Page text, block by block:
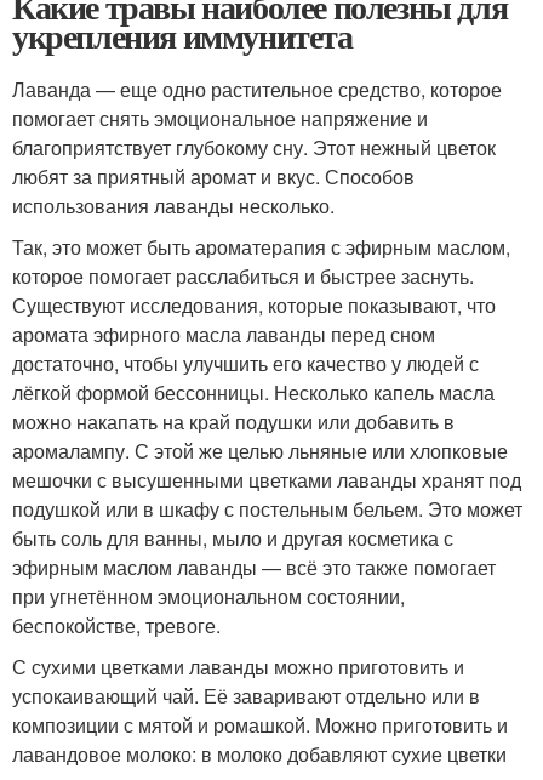
укрепления иммунитета
Лаванда — еще одно растительное средство, которое
помогает снять эмоциональное напряжение и
благоприятствует глубокому сну. Этот нежный цветок
любят за приятный аромат и вкус. Способов
использования лаванды несколько.
Так, это может быть ароматерапия с эфирным маслом,
которое помогает расслабиться и быстрее заснуть.
Существуют исследования, которые показывают, что
аромата эфирного масла лаванды перед сном
достаточно, чтобы улучшить его качество у людей с
лёгкой формой бессонницы. Несколько капель масла
можно накапать на край подушки или добавить в
аромалампу. С этой же целью льняные или хлопковые
мешочки с высушенными цветками лаванды хранят под
подушкой или в шкафу с постельным бельем. Это может
быть соль для ванны, мыло и другая косметика с
эфирным маслом лаванды — всё это также помогает
при угнетённом эмоциональном состоянии,
беспокойстве, тревоге.
С сухими цветками лаванды можно приготовить и
успокаивающий чай. Её заваривают отдельно или в
композиции с мятой и ромашкой. Можно приготовить и
лавандовое молоко: в молоко добавляют сухие цветки